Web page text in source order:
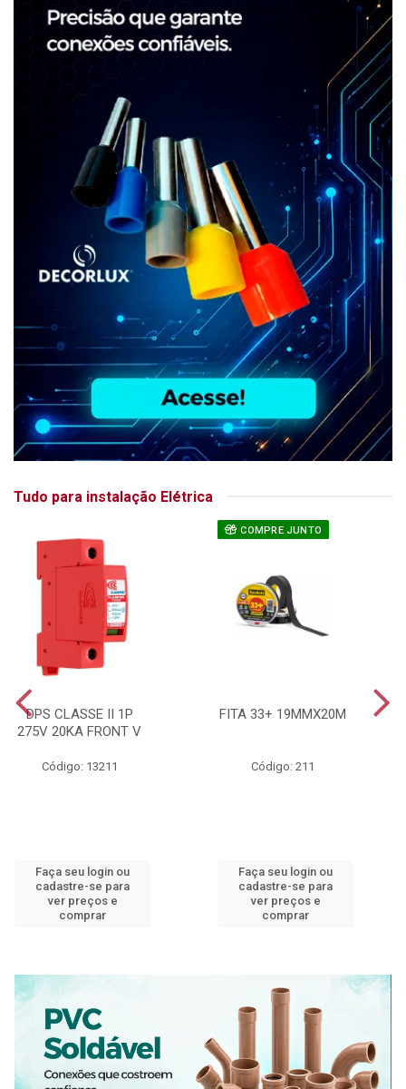
Tudo para instalação Elétrica
DPS CLASSE II 1P
275V 20KA FRONT V
Código: 13211
Faça seu login ou
cadastre-se para
ver preços e
comprar
COMPRE JUNTO
FITA 33+ 19MMX20M
Código: 211
Faça seu login ou
cadastre-se para
ver preços e
comprar